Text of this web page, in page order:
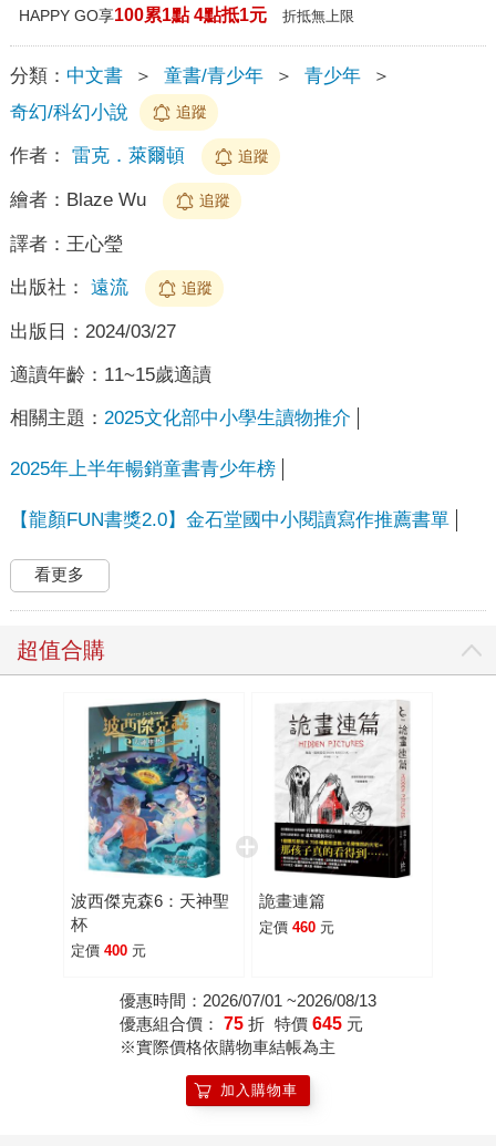
HAPPY GO享100累1點 4點抵1元 折抵無上限
分類： 中文書 ＞ 童書/青少年 ＞ 青少年
＞
奇幻/科幻小說
追蹤
作者： 雷克．萊爾頓 追蹤
繪者： Blaze Wu 追蹤
譯者： 王心瑩
出版社： 遠流 追蹤
出版日： 2024/03/27
適讀年齡： 11~15歲適讀
相關主題： 2025文化部中小學生讀物推介
2025年上半年暢銷童書青少年榜
【龍顏FUN書獎2.0】金石堂國中小閱讀寫作推薦書單
看更多
超值合購
波西傑克森6：天神聖
杯
定價 400 元
詭畫連篇
定價 460 元
優惠時間：2026/07/01 ~2026/08/13
優惠組合價： 75 折 特價 645 元
※實際價格依購物車結帳為主
加入購物車